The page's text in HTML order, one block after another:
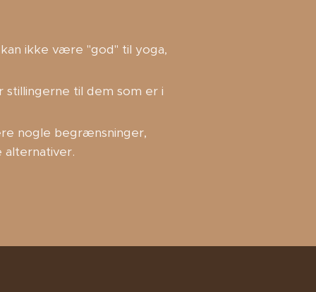
ikke være "god" til yoga,
til dem som er i
nogle begrænsninger,